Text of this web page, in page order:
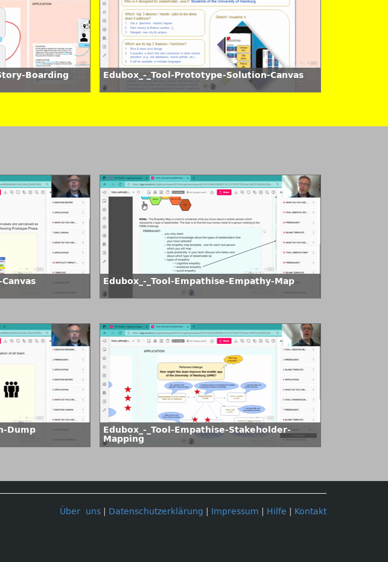
Boarding Edubox_-_Tool-Prototype-Solution-Canvas
Edubox_-_Tool-Empathise-Empathy-Map
Dump
Edubox_-_Tool-Empathise-Stakeholder-
Mapping
Über uns Datenschutzerklärung Impressum Hilfe Kontakt